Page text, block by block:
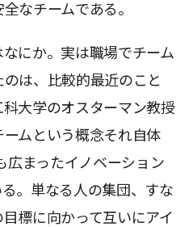
なチームである。
にか。実は職場でチーム
は、比較的最近のこと
大学のオスターマン教授
ムという概念それ自体
広まったイノベーション
。単なる人の集団、すな
標に向かって互いにアイ